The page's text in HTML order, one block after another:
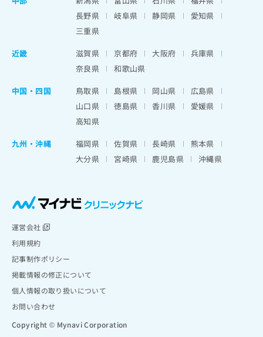
長野県
岐阜県 静岡県
愛知県
三重県
近畿
滋賀県 京都府 大阪府
兵庫県
奈良県
和歌山県
中国・四国
鳥取県 島根県 岡山県
広島県
山口県
徳島県 香川県
愛媛県
高知県
九州・沖縄
福岡県 佐賀県 長崎県
熊本県
大分県
宮崎県 鹿児島県 沖縄県
運営会社
利用規約
記事制作ポリシー
掲載情報の修正について
個人情報の取り扱いについて
お問い合わせ
Copyright © Mynavi Corporation